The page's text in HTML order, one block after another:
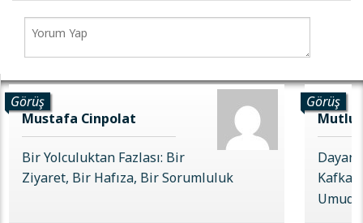
Görüş
Mustafa Cinpolat
Bir Yolculuktan Fazlası: Bir
Ziyaret, Bir Hafıza, Bir Sorumluluk
Görüş
Mutlu
Kafkas
Umudu